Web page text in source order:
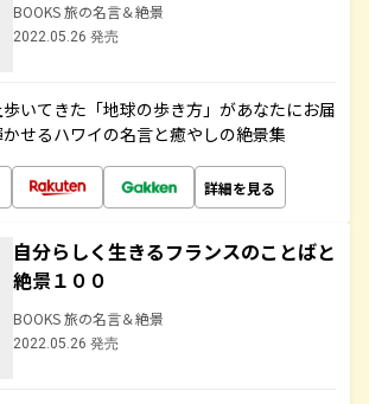
BOOKS 旅の名言＆絶景
2022.05.26 発売
いてきた「地球の歩き方」があなたにお届
せるハワイの名言と癒やしの絶景集
詳細を見る
自分らしく生きるフランスのことばと
絶景１００
BOOKS 旅の名言＆絶景
2022.05.26 発売